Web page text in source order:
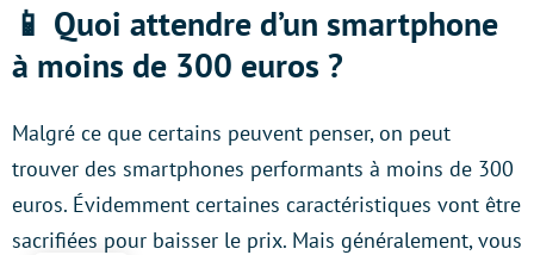
📱 Quoi attendre d’un smartphone
à moins de 300 euros ?
Malgré ce que certains peuvent penser, on peut
trouver des smartphones performants à moins de 300
euros. Évidemment certaines caractéristiques vont être
sacrifiées pour baisser le prix. Mais généralement, vous